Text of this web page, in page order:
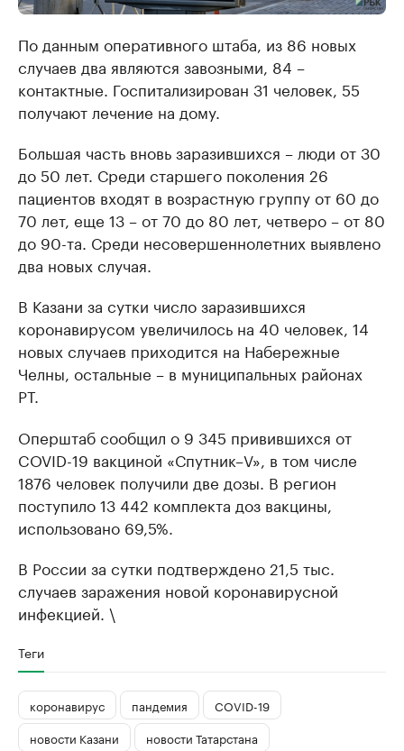
По данным оперативного штаба, из 86 новых
случаев два являются завозными, 84 –
контактные. Госпитализирован 31 человек, 55
получают лечение на дому.
Большая часть вновь заразившихся – люди от 30
до 50 лет. Среди старшего поколения 26
пациентов входят в возрастную группу от 60 до
70 лет, еще 13 – от 70 до 80 лет, четверо – от 80
до 90-та. Среди несовершеннолетних выявлено
два новых случая.
В Казани за сутки число заразившихся
коронавирусом увеличилось на 40 человек, 14
новых случаев приходится на Набережные
Челны, остальные – в муниципальных районах
РТ.
Оперштаб сообщил о 9 345 привившихся от
COVID-19 вакциной «Спутник–V», в том числе
1876 человек получили две дозы. В регион
поступило 13 442 комплекта доз вакцины,
использовано 69,5%.
В России за сутки подтверждено 21,5 тыс.
случаев заражения новой коронавирусной
инфекцией. \
Теги
коронавирус пандемия
COVID-19
новости Казани
новости Татарстана